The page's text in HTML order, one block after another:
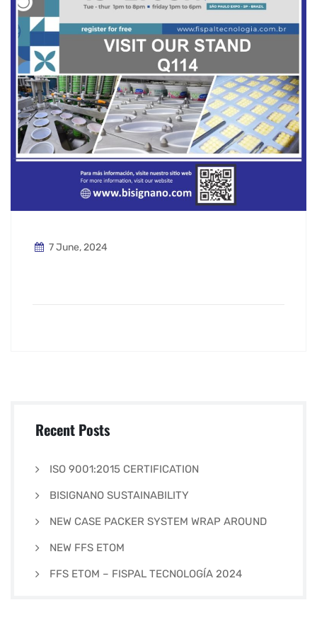
7 June, 2024
Recent Posts
ISO 9001:2015 CERTIFICATION
BISIGNANO SUSTAINABILITY
NEW CASE PACKER SYSTEM WRAP AROUND
NEW FFS ETOM
FFS ETOM – FISPAL TECNOLOGÍA 2024